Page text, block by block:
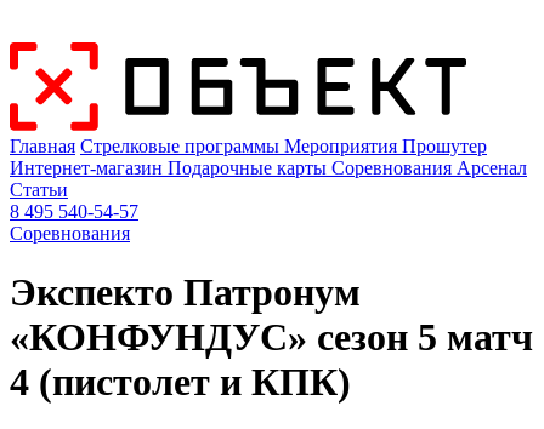
Главная Стрелковые программы Мероприятия Прошутер
Интернет-магазин Подарочные карты Соревнования Арсенал
Статьи
8 495 540-54-57
Соревнования
Экспекто Патронум
«КОНФУНДУС» сезон 5 матч
4 (пистолет и КПК)